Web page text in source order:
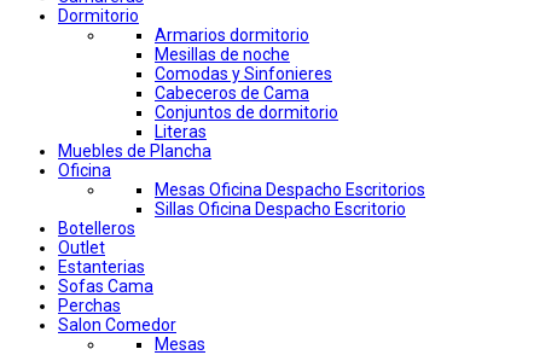
Dormitorio
Armarios dormitorio
Mesillas de noche
Comodas y Sinfonieres
Cabeceros de Cama
Conjuntos de dormitorio
Literas
Muebles de Plancha
Oficina
Mesas Oficina Despacho Escritorios
Sillas Oficina Despacho Escritorio
Botelleros
Outlet
Estanterias
Sofas Cama
Perchas
Salon Comedor
Mesas